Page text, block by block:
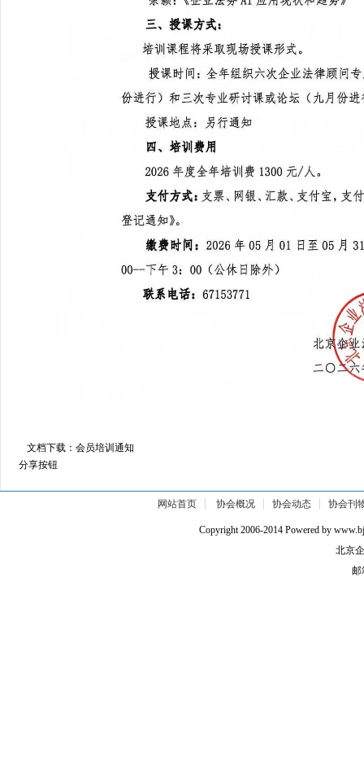
文档下载： 会员培训通知
分享按钮
网站首页 协会概况 协会动态 协会刊
Copyright 2006-2014 Powered by
北京
邮